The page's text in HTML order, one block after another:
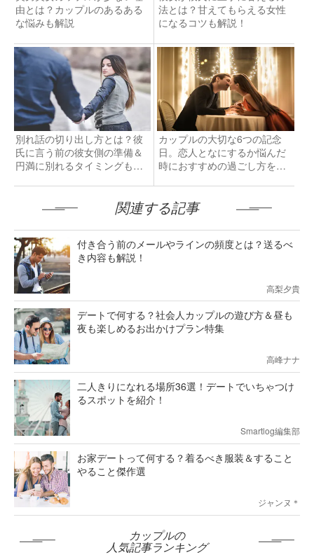
由とは？カップルのあるある
な悩みも解説
法とは？甘えてもらえる女性
になるコツも解説！
別れ話の切り出し方とは？彼
氏に言う前の彼女側の準備＆
円満に別れるタイミングも紹
カップルの大切な6つの記念
日。恋人となにするか悩んだ
時におすすめの過ごし方を解
関連する記事
付き合う前のメールやラインの頻度とは？送るべ
き内容も解説！
高梨夕貴
デートで何する？社会人カップルの遊び方＆昼も
夜も楽しめるお出かけプラン特集
高峰ナナ
二人きりになれる場所36選！デートでいちゃつけ
るスポットを紹介！
Smartlog編集部
お家デートって何する？着るべき服装＆すること
やること傑作選
ジャンヌ＊
カップルの
人気記事ランキング